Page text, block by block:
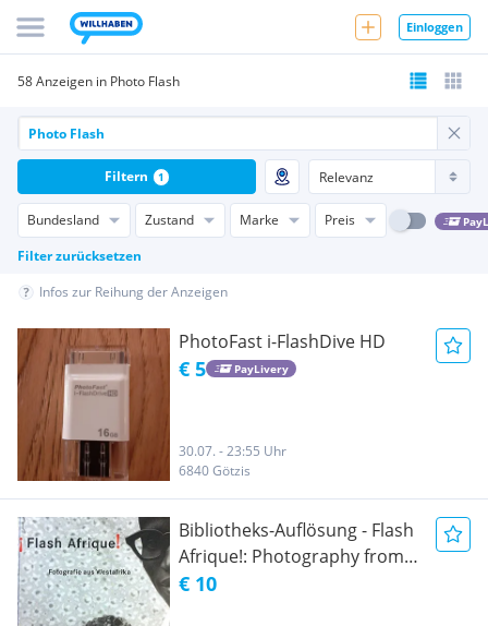
Einloggen
58 Anzeigen in Photo Flash
Bundesland Zustand Marke Preis
Filter zurücksetzen
Filtern 1
Infos zur Reihung der Anzeigen
PhotoFast i-FlashDive HD
€ 5 PayLivery
30.07. - 23:55 Uhr
6840 Götzis
Bibliotheks-Auflösung - Flash
Afrique!: Photography from
West Africa
€ 10